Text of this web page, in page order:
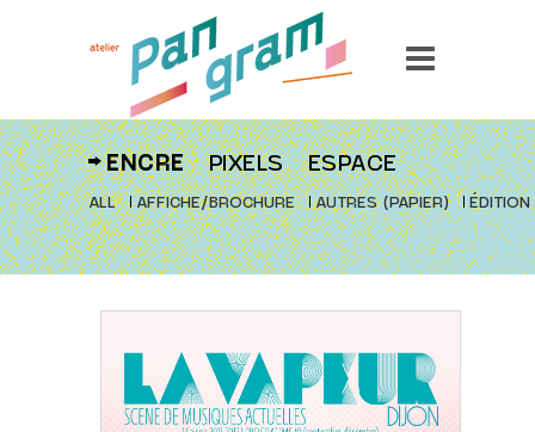
ENCRE PIXELS ESPACE
ALL AFFICHE/BROCHURE AUTRES (PAPIER) ÉDITION